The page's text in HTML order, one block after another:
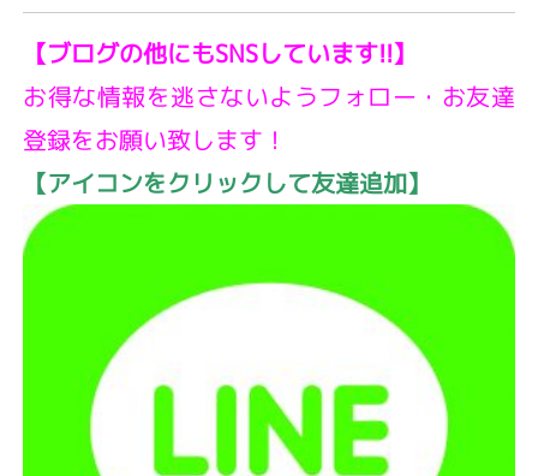
【ブログの他にもSNSしています!!】
お得な情報を逃さないようフォロー・お友達
登録をお願い致します！
【アイコンをクリックして友達追加】